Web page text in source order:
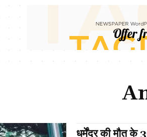
धर्मेंद्र की मौत के